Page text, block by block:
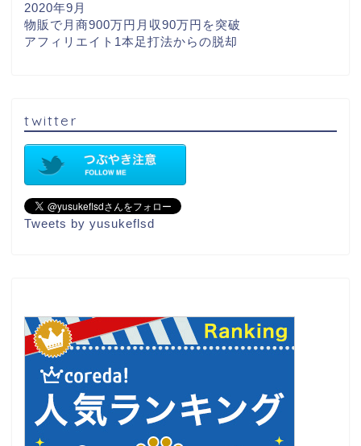
2020年9月
物販で月商900万円月収90万円を突破
アフィリエイト1本足打法からの脱却
twitter
Tweets by yusukeflsd